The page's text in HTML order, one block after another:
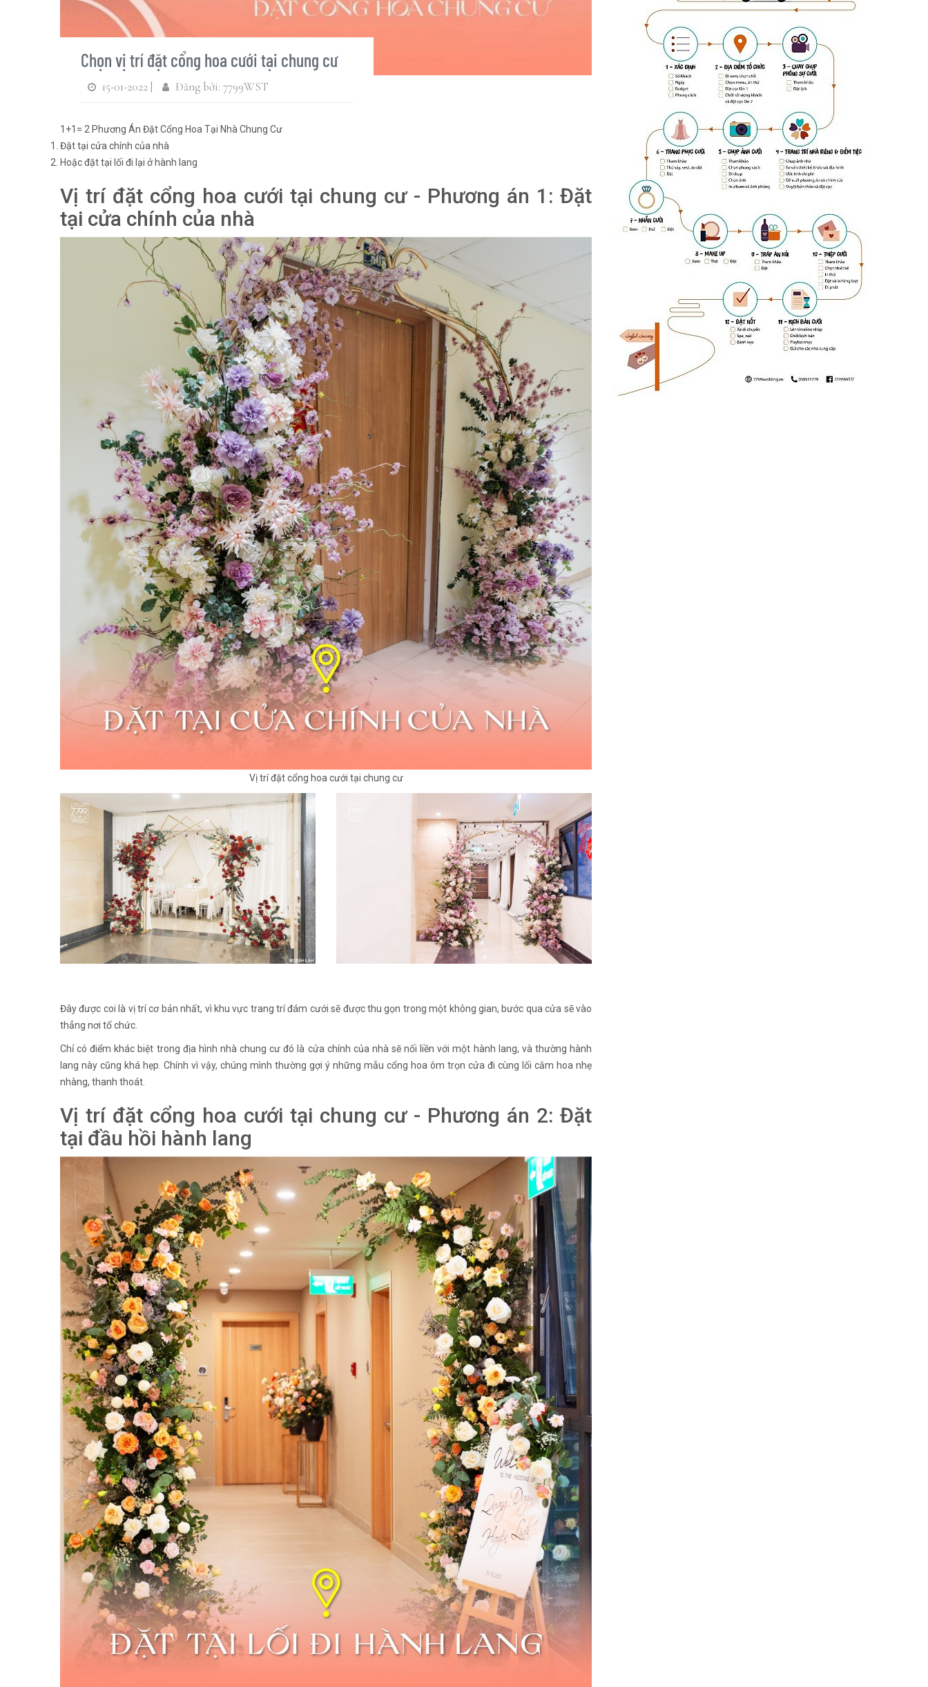
Chọn vị trí đặt cổng hoa cưới tại chung cư
15-01-2022 | Đăng bởi: 7799WST
1+1= 2 Phương Án Đặt Cổng Hoa Tại Nhà Chung Cư
Đặt tại cửa chính của nhà
Hoặc đặt tại lối đi lại ở hành lang
Vị trí đặt cổng hoa cưới tại chung cư - Phương án 1: Đặt
tại cửa chính của nhà
Vị trí đặt cổng hoa cưới tại chung cư
Đây được coi là vị trí cơ bản nhất, vì khu vực trang trí đám cưới sẽ được thu gọn trong một không gian, bước qua cửa sẽ vào
thẳng nơi tổ chức.
Chỉ có điểm khác biệt trong địa hình nhà chung cư đó là cửa chính của nhà sẽ nối liền với một hành lang, và thường hành
lang này cũng khá hẹp. Chính vì vậy, chúng mình thường gợi ý những mẫu cổng hoa ôm trọn cửa đi cùng lối cắm hoa nhẹ
nhàng, thanh thoát.
Vị trí đặt cổng hoa cưới tại chung cư - Phương án 2: Đặt
tại đầu hồi hành lang